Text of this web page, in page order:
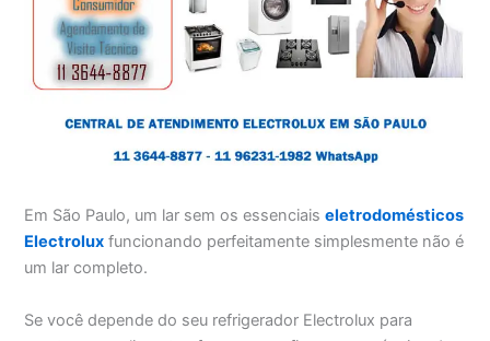
Em São Paulo, um lar sem os essenciaiseletrodomésticos
Electrolux funcionando perfeitamente simplesmente não é
um lar completo.
Se você depende do seu refrigerador Electrolux para